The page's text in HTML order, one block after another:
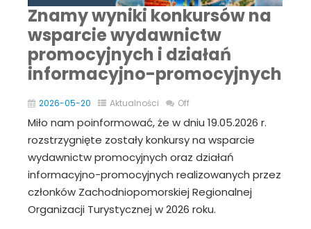
Znamy wyniki konkursów na
wsparcie wydawnictw
promocyjnych i działań
informacyjno-promocyjnych
2026-05-20 Aktualności Off
Miło nam poinformować, że w dniu 19.05.2026 r.
rozstrzygnięte zostały konkursy na wsparcie
wydawnictw promocyjnych oraz działań
informacyjno-promocyjnych realizowanych przez
członków Zachodniopomorskiej Regionalnej
Organizacji Turystycznej w 2026 roku.